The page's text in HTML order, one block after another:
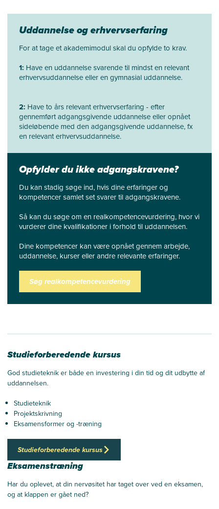
Uddannelse og erhvervserfaring
For at tage et akademimodul skal du opfylde to krav.
1: Have en uddannelse svarende til mindst en relevant
erhvervsuddannelse eller en gymnasial uddannelse.
2: Have to års relevant erhvervserfaring - efter
gennemført adgangsgivende uddannelse eller opnået
sideløbende med den adgangsgivende uddannelse, fx
en relevant erhvervsuddannelse.
Opfylder du ikke adgangskravene?
Du kan stadig søge ind, hvis dine erfaringer og
kompetencer samlet set svarer til adgangskravene.
Så kan du søge om en realkompetencevurdering, hvor vi
vurderer dine kvalifikationer i forhold til uddannelsen.
Dine kompetencer kan være opnået gennem arbejde,
uddannelse, kurser eller andre relevante erfaringer.
Søg realkompetencevurdering
Studieforberedende kursus
God studieteknik er både en investering i din tid og dit udbytte af
uddannelsen.
Studieteknik
Projektskrivning
Eksamensformer og -træning
Studieforberedende kursus
Eksamenstræning
Har du oplevet, at din nervøsitet har taget over ved en eksamen,
og at klappen er gået ned?